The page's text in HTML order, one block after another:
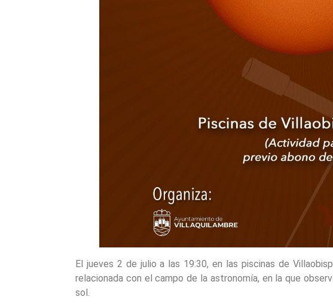
El jueves 2 de julio a las 19:30, en las piscinas de
relacionada con el campo de la astronomía, en la que
sol.